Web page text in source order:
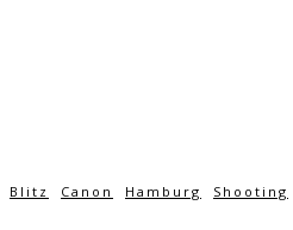
Blitz Canon Hamburg Shooting